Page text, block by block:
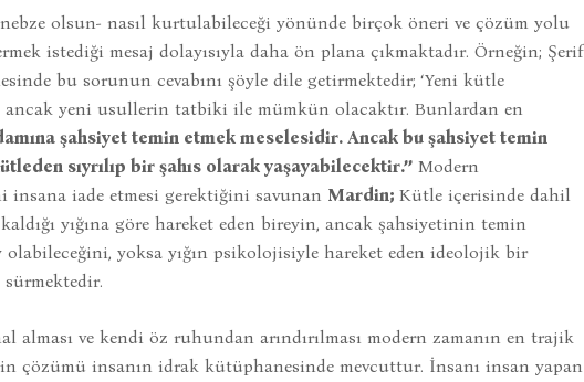
olsun- nasıl kurtulabileceği yönünde birçok öneri ve çözüm yolu
istediği mesaj dolayısıyla daha ön plana çıkmaktadır. Örneğin; Şerif
bu sorunun cevabını şöyle dile getirmektedir; ‘Yeni kütle
yeni usullerin tatbiki ile mümkün olacaktır. Bunlardan en
şahsiyet temin etmek meselesidir. Ancak bu şahsiyet temin
sıyrılıp bir şahıs olarak yaşayabilecektir.’’Modern
insana iade etmesi gerektiğini savunan Mardin; Kütle içerisinde dahil
yığına göre hareket eden bireyin, ancak şahsiyetinin temin
olabileceğini, yoksa yığın psikolojisiyle hareket eden ideolojik bir
alması ve kendi öz ruhundan arındırılması modern zamanın en trajik
çözümü insanın idrak kütüphanesinde mevcuttur. İnsanı insan yapan